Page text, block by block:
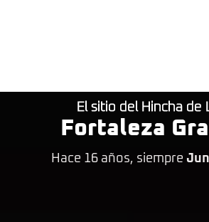
El sitio del Hincha de
Fortaleza
Hace 16 años, siempre